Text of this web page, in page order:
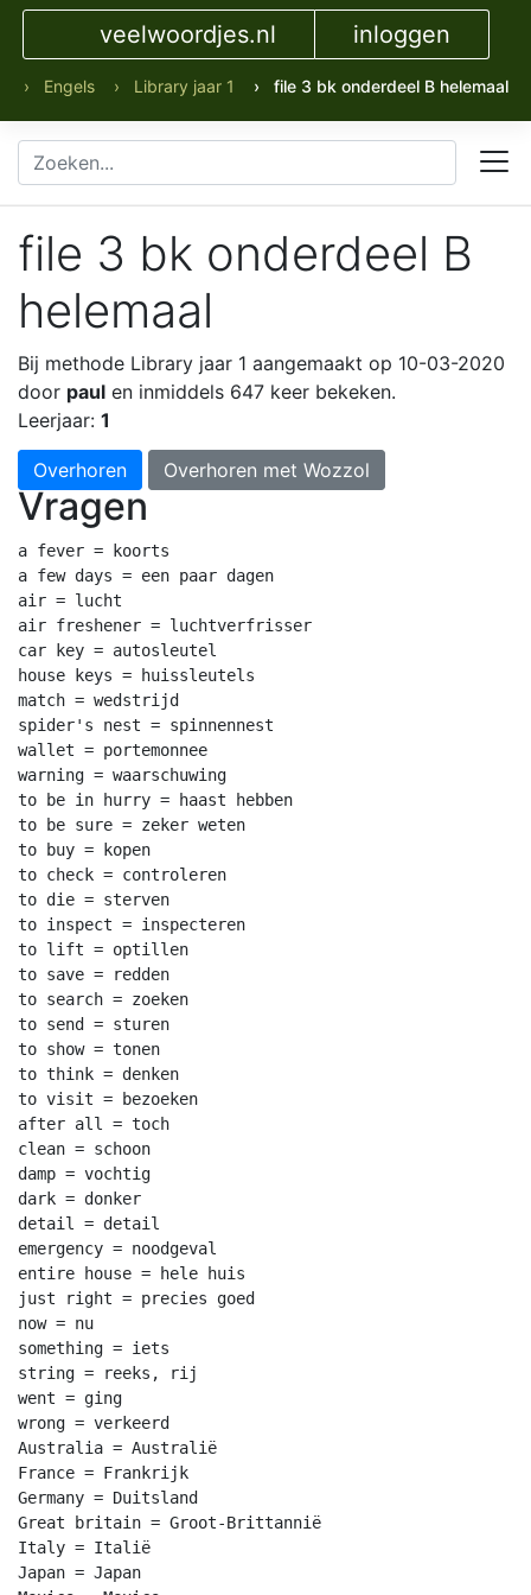
veelwoordjes.nl inloggen
› Engels › Library jaar 1 › file 3 bk onderdeel B helemaal
file 3 bk onderdeel B
helemaal
Bij methode Library jaar 1 aangemaakt op 10-03-2020
door paul en inmiddels 647 keer bekeken.
Leerjaar: 1
Overhoren Overhoren met Wozzol
Vragen
a fever = koorts
a few days = een paar dagen
air = lucht
air freshener = luchtverfrisser
car key = autosleutel
house keys = huissleutels
match = wedstrijd
spider's nest = spinnennest
wallet = portemonnee
warning = waarschuwing
to be in hurry = haast hebben
to be sure = zeker weten
to buy = kopen
to check = controleren
to die = sterven
to inspect = inspecteren
to lift = optillen
to save = redden
to search = zoeken
to send = sturen
to show = tonen
to think = denken
to visit = bezoeken
after all = toch
clean = schoon
damp = vochtig
dark = donker
detail = detail
emergency = noodgeval
entire house = hele huis
just right = precies goed
now = nu
something = iets
string = reeks, rij
went = ging
wrong = verkeerd
Australia = Australië
France = Frankrijk
Germany = Duitsland
Great britain = Groot-Brittannië
Italy = Italië
Japan = Japan